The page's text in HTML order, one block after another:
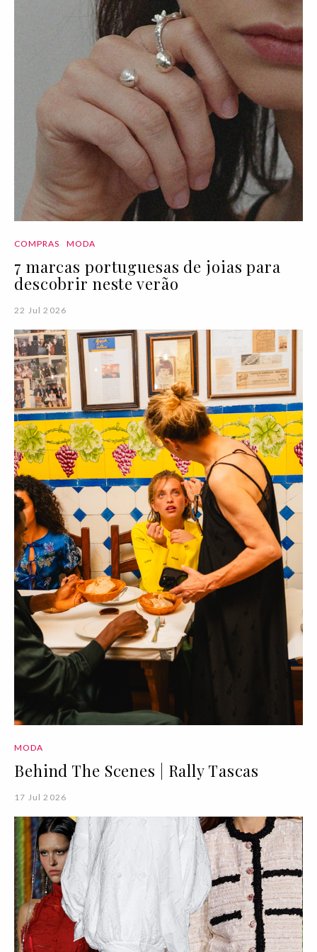
COMPRAS MODA
7 marcas portuguesas de joias para
descobrir neste verão
22 Jul 2026
MODA
Behind The Scenes | Rally Tascas
17 Jul 2026